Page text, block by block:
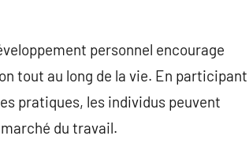
personnel encourage
tout au long de la vie. En participant
pratiques, les individus peuvent
du travail.